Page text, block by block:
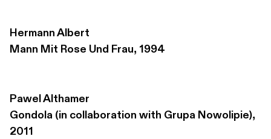
Hermann Albert
Mann Mit Rose Und Frau, 1994
Pawel Althamer
Gondola (in collaboration with Grupa Nowolipie),
2011